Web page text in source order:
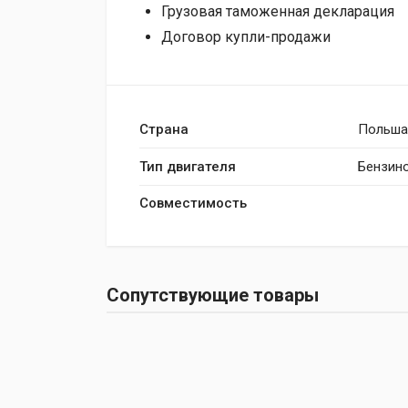
Грузовая таможенная декларация
Договор купли-продажи
Страна Польша
Тип двигателя
Совместимость
Сопутствующие товары